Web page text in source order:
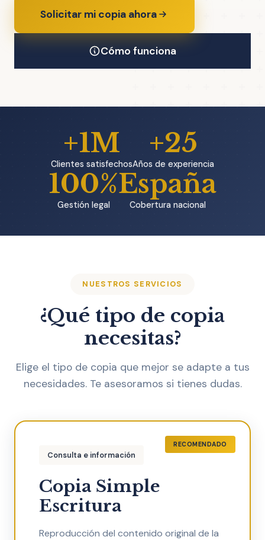
Solicitar mi copia ahora
Cómo funciona
+1M
Clientes satisfechos
+25
Años de experiencia
100%
Gestión legal
España
Cobertura nacional
NUESTROS SERVICIOS
¿Qué tipo de copia
necesitas?
Elige el tipo de copia que mejor se adapte a tus
necesidades. Te asesoramos si tienes dudas.
Consulta e información
Copia Simple
Escritura
Reproducción del contenido original de la